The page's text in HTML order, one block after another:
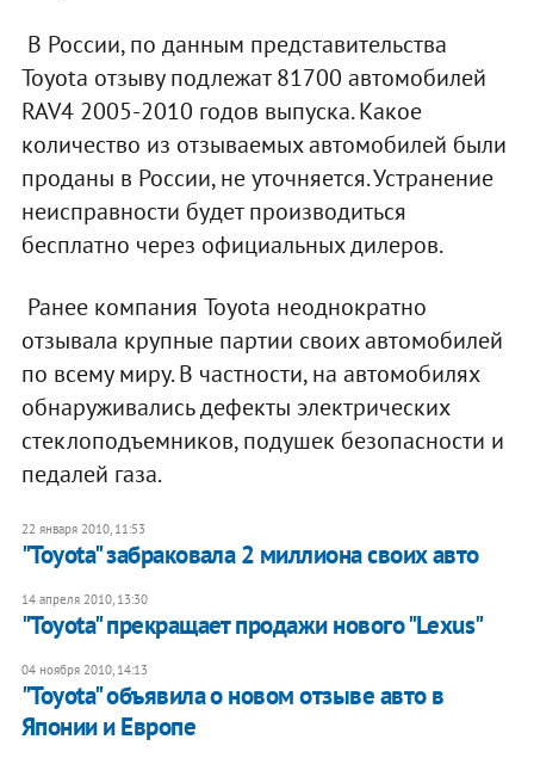
В России, по данным представительства
Toyota отзыву подлежат 81700 автомобилей
RAV4 2005-2010 годов выпуска. Какое
количество из отзываемых автомобилей были
проданы в России, не уточняется. Устранение
неисправности будет производиться
бесплатно через официальных дилеров.
Ранее компания Toyota неоднократно
отзывала крупные партии своих автомобилей
по всему миру. В частности, на автомобилях
обнаруживались дефекты электрических
стеклоподъемников, подушек безопасности и
педалей газа.
22 января 2010, 11:53
"Toyota" забраковала 2 миллиона своих авто
14 апреля 2010, 13:30
"Toyota" прекращает продажи нового "Lexus"
04 ноября 2010, 14:13
"Toyota" объявила о новом отзыве авто в
Японии и Европе